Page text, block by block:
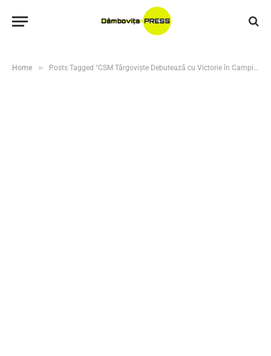
Home » Posts Tagged "CSM Târgoviște Debutează cu Victorie în Campionatul Național de Volei Feminin"